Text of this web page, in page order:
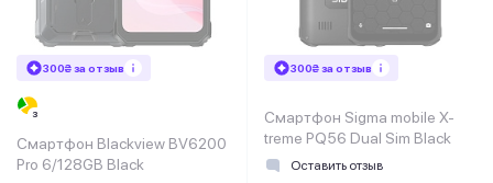
300₴ за отзыв
Смартфон Blackview BV6200
Pro 6/128GB Black
300₴ за отзыв
Смартфон Sigma mobile X-
treme PQ56 Dual Sim Black
Оставить отзыв